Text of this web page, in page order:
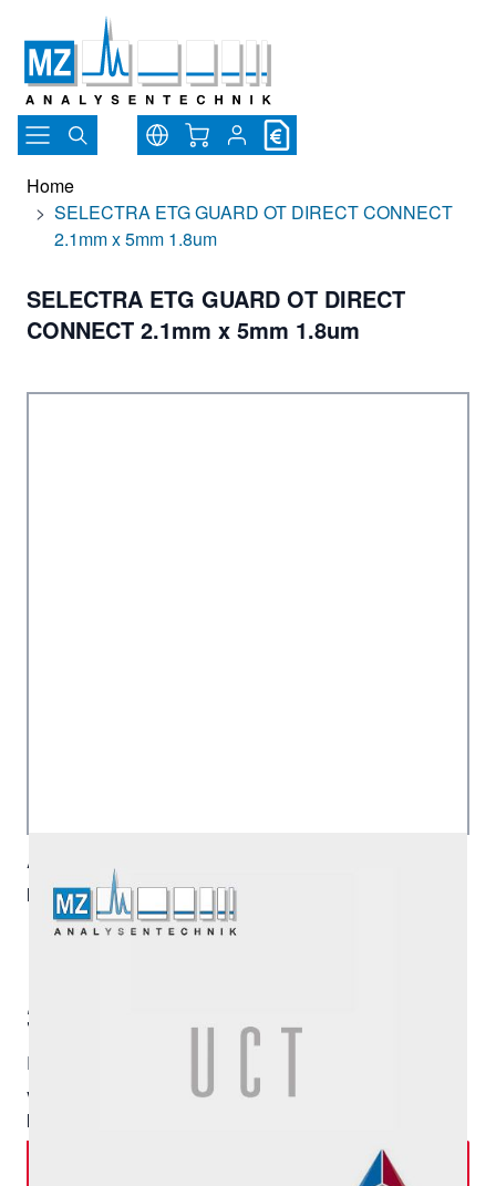
Direkt zum Inhalt
Warenkorb
Home
> SELECTRA ETG GUARD OT DIRECT CONNECT
2.1mm x 5mm 1.8um
SELECTRA ETG GUARD OT DIRECT
CONNECT 2.1mm x 5mm 1.8um
Artikelnummer:
Hersteller: UCT - United Chemical Technologies
320,00 € Lieferzeit:ca. 7-10 Tage
Exkl. 19% Steuern, exkl.
Verpackungseinheit:1 Stk.,
Mindestbestellmenge:
In den Warenkorb